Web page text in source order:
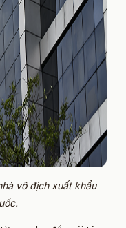
vô địch xuất khẩu